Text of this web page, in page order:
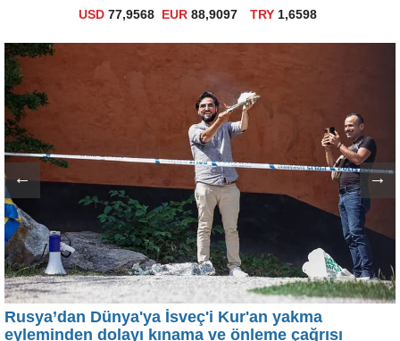
USD 77,9568 EUR 88,9097 TRY1,6598
← →
Rusya’dan Dünya'ya İsveç'i Kur'an yakma
eyleminden dolayı kınama ve önleme çağrısı